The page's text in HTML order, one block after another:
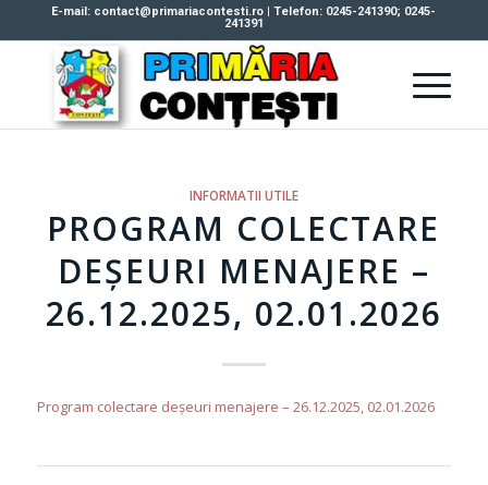
E-mail: contact@primariacontesti.ro | Telefon: 0245-241390; 0245-
241391
INFORMATII UTILE
PROGRAM COLECTARE
DEȘEURI MENAJERE –
26.12.2025, 02.01.2026
Program colectare deșeuri menajere – 26.12.2025, 02.01.2026